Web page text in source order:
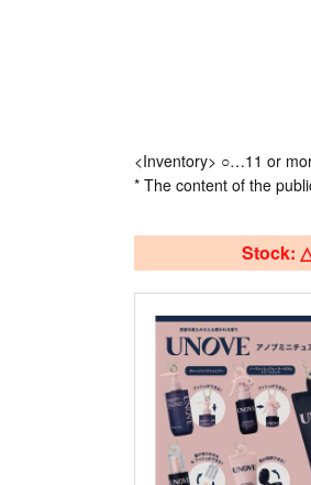
<Inventory> ○…11 or
* The content of the
Stock: